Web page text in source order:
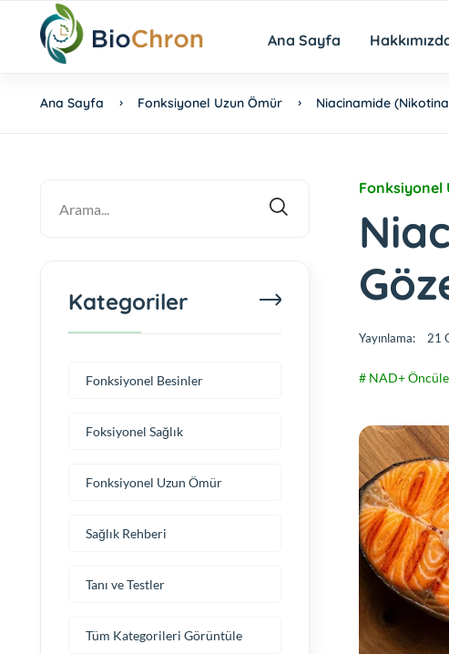
Ana Sayfa
Ana Sayfa Fonksiyonel Uzun Ömür Niacinamide
Fonksiyonel
Yayınlama: 21
# NAD+
Kategoriler
Fonksiyonel Besinler
Foksiyonel Sağlık
Fonksiyonel Uzun Ömür
Sağlık Rehberi
Tanı ve Testler
Tüm Kategorileri Görüntüle